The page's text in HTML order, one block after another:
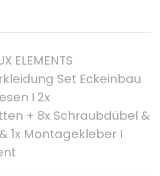
ELEMENTS
Set Eckeinbau
I 2x
+ 8x Schraubdübel &
1x Montagekleber I